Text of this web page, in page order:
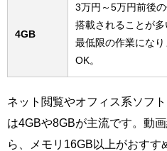
4GB
3万円～5万円前後
搭載されることが多
最低限の作業にな
OK。
ネット閲覧やオフィス系ソフ
は4GBや8GBが主流です。動
ら、メモリ16GB以上がおすす